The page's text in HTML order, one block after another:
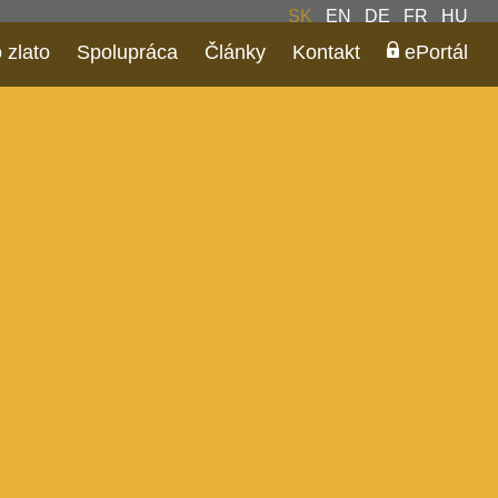
SK EN DE FR HU
zlato Spolupráca Články Kontakt ePortál